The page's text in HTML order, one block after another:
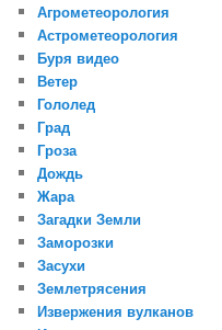
Агрометеорология
Астрометеорология
Буря видео
Ветер
Гололед
Град
Гроза
Дождь
Жара
Загадки Земли
Заморозки
Засухи
Землетрясения
Извержения вулканов